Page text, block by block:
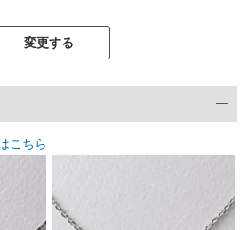
変更する
こちら